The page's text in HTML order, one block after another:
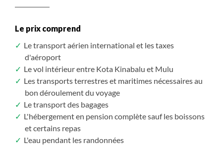
Le prix comprend
Le transport aérien international et les taxes
d'aéroport
Le vol intérieur entre Kota Kinabalu et Mulu
Les transports terrestres et maritimes nécessaires au
bon déroulement du voyage
Le transport des bagages
L'hébergement en pension complète sauf les boissons
et certains repas
L'eau pendant les randonnées